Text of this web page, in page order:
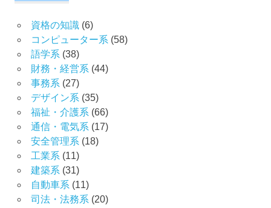
資格の知識(6)
コンピューター系(58)
語学系(38)
財務・経営系(44)
事務系(27)
デザイン系(35)
福祉・介護系(66)
通信・電気系(17)
安全管理系(18)
工業系(11)
建築系(31)
自動車系(11)
司法・法務系(20)